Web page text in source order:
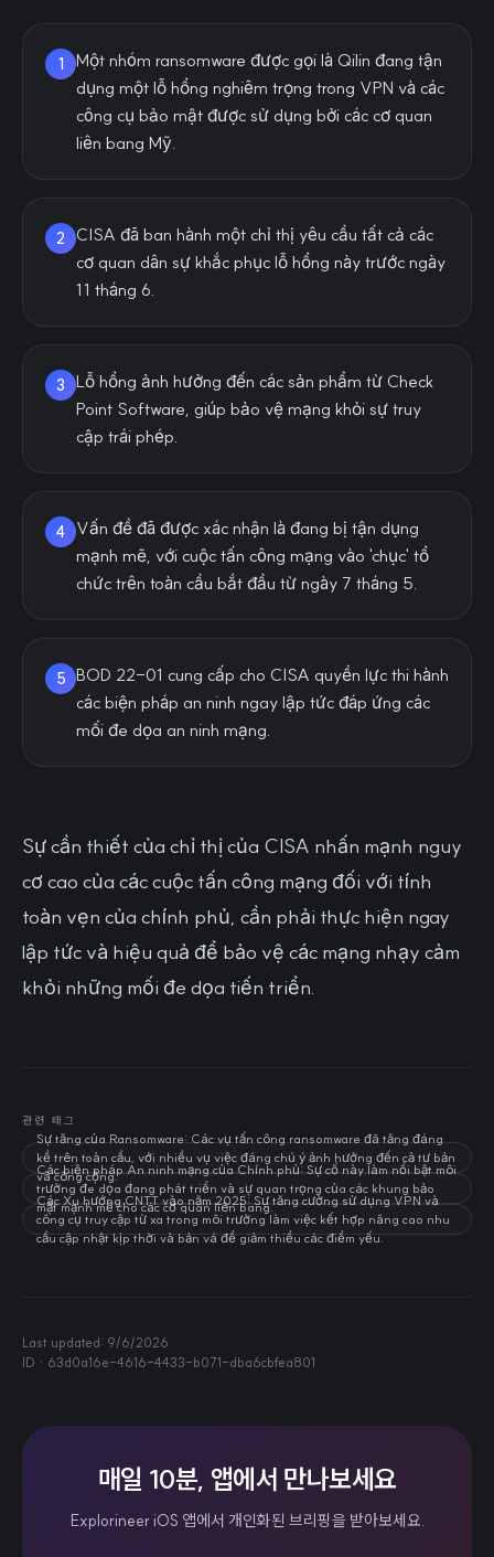
1
Một nhóm ransomware được gọi là Qilin đang tận
dụng một lỗ hổng nghiêm trọng trong VPN và các
công cụ bảo mật được sử dụng bởi các cơ quan
liên bang Mỹ.
2
CISA đã ban hành một chỉ thị yêu cầu tất cả các
cơ quan dân sự khắc phục lỗ hổng này trước ngày
11 tháng 6.
3
Lỗ hổng ảnh hưởng đến các sản phẩm từ Check
Point Software, giúp bảo vệ mạng khỏi sự truy
cập trái phép.
4
Vấn đề đã được xác nhận là đang bị tận dụng
mạnh mẽ, với cuộc tấn công mạng vào 'chục' tổ
chức trên toàn cầu bắt đầu từ ngày 7 tháng 5.
5 BOD 22-01 cung cấp cho CISA quyền lực thi hành
các biện pháp an ninh ngay lập tức đáp ứng các
mối đe dọa an ninh mạng.
Sự cần thiết của chỉ thị của CISA nhấn mạnh nguy
cơ cao của các cuộc tấn công mạng đối với tính
toàn vẹn của chính phủ, cần phải thực hiện ngay
lập tức và hiệu quả để bảo vệ các mạng nhạy cảm
khỏi những mối đe dọa tiến triển.
관련 태그
Sự tăng của Ransomware: Các vụ tấn công ransomware đã tăng đáng
kể trên toàn cầu, với nhiều vụ việc đáng chú ý ảnh hưởng đến cả tư bản
và công cộng.
Các biện pháp An ninh mạng của Chính phủ: Sự cố này làm nổi bật môi
trường đe dọa đang phát triển và sự quan trọng của các khung bảo
mật mạnh mẽ cho các cơ quan liên bang.
Các Xu hướng CNTT vào năm 2025: Sự tăng cường sử dụng VPN và
công cụ truy cập từ xa trong môi trường làm việc kết hợp nâng cao nhu
cầu cập nhật kịp thời và bản vá để giảm thiểu các điểm yếu.
Last updated: 9/6/2026
ID · 63d0a16e-4616-4433-b071-dba6cbfea801
매일 10분, 앱에서 만나보세요
Explorineer iOS 앱에서 개인화된 브리핑을 받아보세요.